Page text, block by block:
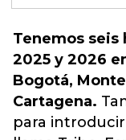
Tenemos seis
2025 y 2026
Bogotá,
Cartagena.
para